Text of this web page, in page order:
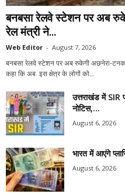
बनबसा रेलवे स्टेशन पर अब
रेल मंत्री ने...
Web Editor - August 7, 2026
बनबसा रेलवे स्टेशन पर अब रुकेगी अछनेरा-
कहा कि अब इस क्षेत्र के लोगों को...
उत्तराखंड में
नोटिस,...
August 6, 2026
भारत में आएंगे
August 6, 2026